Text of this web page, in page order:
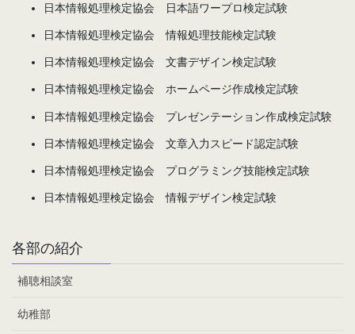
日本情報処理検定協会 日本語ワープロ検定試験
日本情報処理検定協会 情報処理技能検定試験
日本情報処理検定協会 文書デザイン検定試験
日本情報処理検定協会 ホームページ作成検定試験
日本情報処理検定協会 プレゼンテーション作成検定試験
日本情報処理検定協会 文章入力スピード認定試験
日本情報処理検定協会 プログラミング技能検定試験
日本情報処理検定協会 情報デザイン検定試験
各部の紹介
補聴相談室
幼稚部